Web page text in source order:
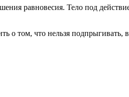
равновесия. Тело под
о том, что нельзя подпрыгивать,